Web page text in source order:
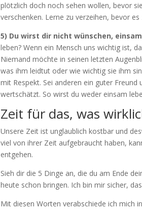
plötzlich doch noch sehen wollen, bevor
verschenken. Lerne zu verzeihen, bevor es
5) Du wirst dir nicht wünschen,
leben? Wenn ein Mensch uns wichtig ist,
Niemand möchte in seinen letzten
was ihm leidtut oder wie wichtig sie ihm
mit Respekt. Sei anderen ein guter
wertschätzt. So wirst du weder einsam
Zeit für das, was
Unsere Zeit ist unglaublich kostbar und
viel von ihrer Zeit aufgebraucht haben,
entgehen.
Sieh dir die 5 Dinge an, die du am Ende
heute schon bringen. Ich bin mir sicher,
Mit diesen Worten verabschiede ich mich